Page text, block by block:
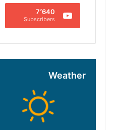
7٬640
Subscribers
Weather